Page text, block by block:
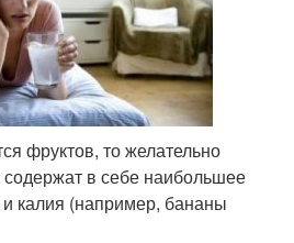
фруктов, то желательно
в себе наибольшее
калия (например, бананы